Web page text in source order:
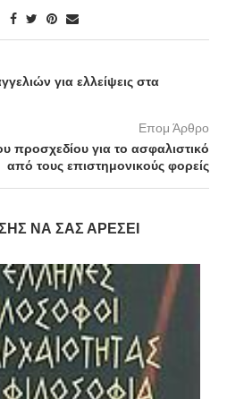
για ελλείψεις στα
Επομ Άρθρο
προσχεδίου για το ασφαλιστικό
από τους επιστημονικούς φορείς
ΝΑ ΣΑΣ ΑΡΈΣΕΙ